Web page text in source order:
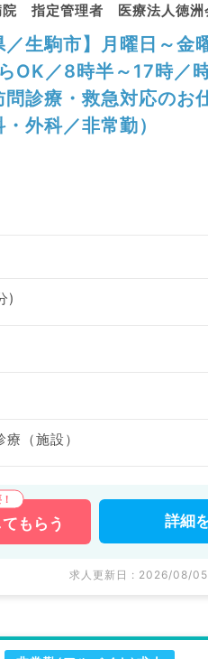
院 指定管理者 医療法人徳洲
／生駒市】月曜日～金
OK／8時半～17時／
問診療・救急対応のお
外科／非常勤）
)
（施設）
もらう 詳細
求人更新日 : 2026/08/05